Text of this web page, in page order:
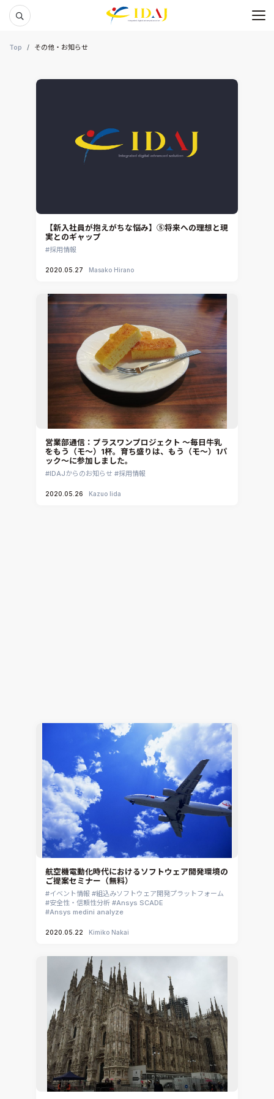
メ
Top その他・お知らせ
【新入社員が抱えがちな悩み】⑤将来への理想と現
実とのギャップ
採用情報
2020.05.27 Masako Hirano
営業部通信：プラスワンプロジェクト ～毎日牛乳
をもう（モ～）1杯。育ち盛りは、もう（モ～）1パ
ック～に参加しました。
IDAJからのお知らせ 採用情報
2020.05.26 Kazuo Iida
航空機電動化時代におけるソフトウェア開発環境の
ご提案セミナー（無料）
イベント情報
組込みソフトウェア開発プラットフォーム
安全性・信頼性分析
Ansys SCADE
Ansys medini analyze
2020.05.22 Kimiko Nakai